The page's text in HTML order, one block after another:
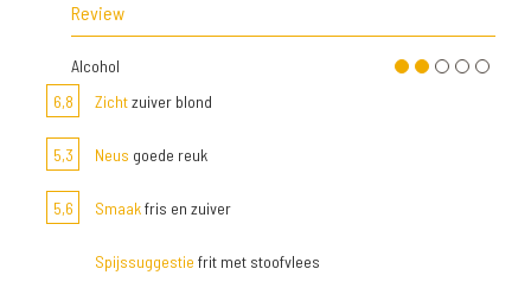
Review
Alcohol
6,8
Zichtzuiver blond
5,3 Neus goede reuk
5,6 Smaakfris en zuiver
Spijssuggestie frit met stoofvlees